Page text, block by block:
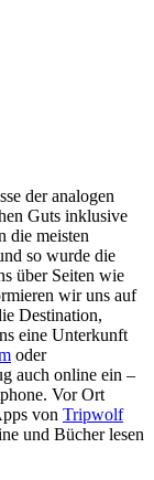
der analogen
Guts inklusive
die meisten
so wurde die
über Seiten wie
wir uns auf
Destination,
eine Unterkunft
oder
auch online ein –
Vor Ort
von Tripwolf
und Bücher lesen